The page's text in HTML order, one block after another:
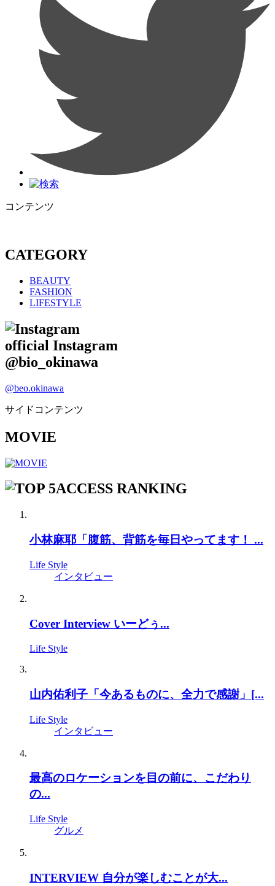
コンテンツ
CATEGORY
BEAUTY
FASHION
LIFESTYLE
official Instagram
@bio_okinawa
@beo.okinawa
サイドコンテンツ
MOVIE
ACCESS RANKING
小林麻耶「腹筋、背筋を毎日やってます！ ...
Life Style
インタビュー
Cover Interview いーどぅ...
Life Style
山内佑利子「今あるものに、全力で感謝」[...
Life Style
インタビュー
最高のロケーションを目の前に、こだわり
の...
Life Style
グルメ
INTERVIEW 自分が楽しむことが大...